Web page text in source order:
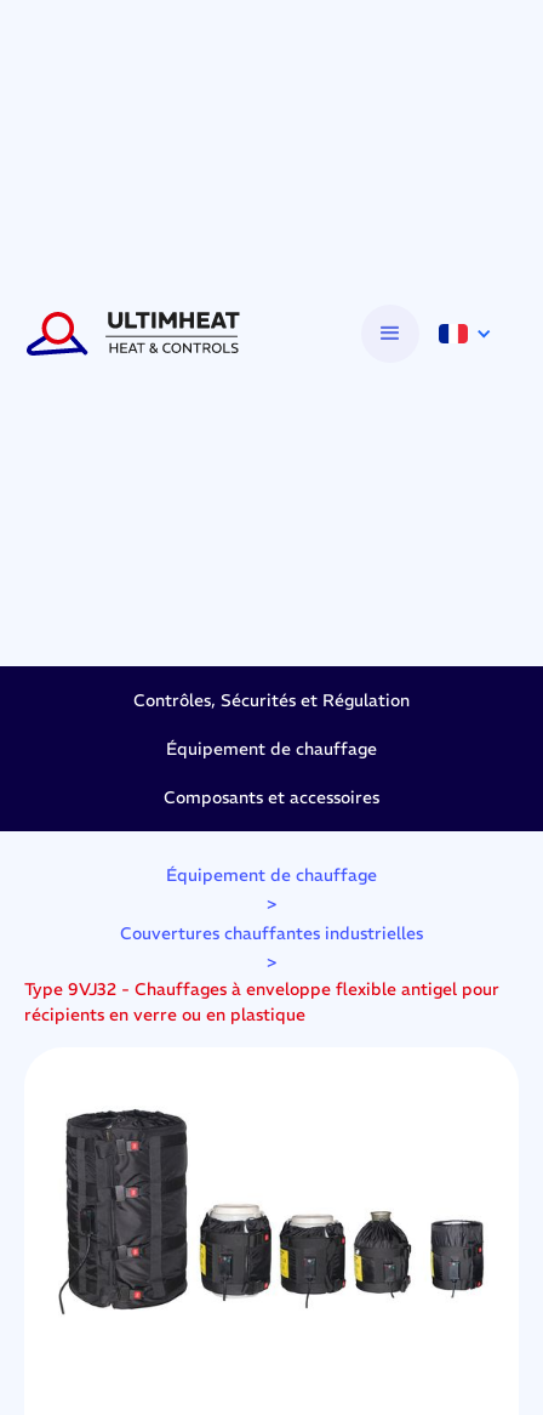
Contrôles, Sécurités et Régulation
Équipement de chauffage
Composants et accessoires
Équipement de chauffage
>
Couvertures chauffantes industrielles
>
Type 9VJ32 - Chauffages à enveloppe flexible antigel pour
récipients en verre ou en plastique